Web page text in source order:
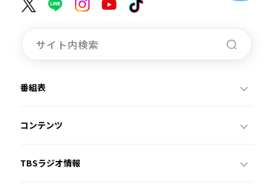
番組表
コンテンツ
TBSラジオ情報